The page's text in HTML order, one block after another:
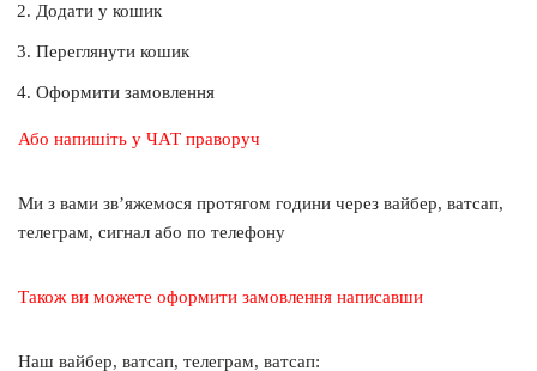
Додати у кошик
Переглянути кошик
Оформити замовлення
Або напишіть у ЧАТ праворуч
Ми з вами зв’яжемося протягом години через вайбер, ватсап,
телеграм, сигнал або по телефону
Також ви можете оформити замовлення написавши
Наш вайбер, ватсап, телеграм, ватсап: